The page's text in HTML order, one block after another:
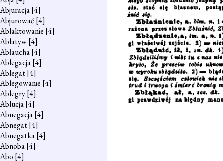
Abjuracja[4]
Abjurować [4]
Ablaktowanie [4]
Ablatyw[4]
Abłaucha[4]
Ablegacja[4]
Ablegat[4]
Ablegowanie [4]
Ablegry[4]
Ablucja[4]
Abnegacja[4]
Abnegat[4]
Abnegatka[4]
Abnoba[4]
Abo [4]